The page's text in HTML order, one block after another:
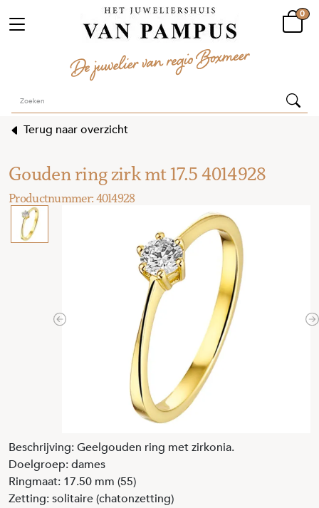
0
Terug naar overzicht
Gouden ring zirk mt 17.5 4014928
Previous
Beschrijving: Geelgouden ring met zirkonia.
Doelgroep: dames
Ringmaat: 17.50 mm (55)
Zetting: solitaire (chatonzetting)